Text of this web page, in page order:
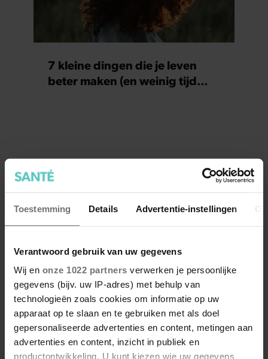
Toestemming Details Advertentie-instellingen
Verantwoord gebruik van uw gegevens
Wij en onze 1022 partners verwerken je persoonlijke
gegevens (bijv. uw IP-adres) met behulp van
technologieën zoals cookies om informatie op uw
apparaat op te slaan en te gebruiken met als doel
gepersonaliseerde advertenties en content, metingen aan
advertenties en content, inzicht in publiek en
productontwikkeling. U kunt kiezen wie uw gegevens
7 kleine dingen die je leven
beter maken (en weinig tijd